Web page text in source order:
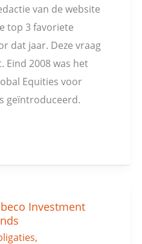
van de website
top 3 favoriete
dat jaar. Deze vraag
Eind 2008 was het
Equities voor
geïntroduceerd.
Investment
,